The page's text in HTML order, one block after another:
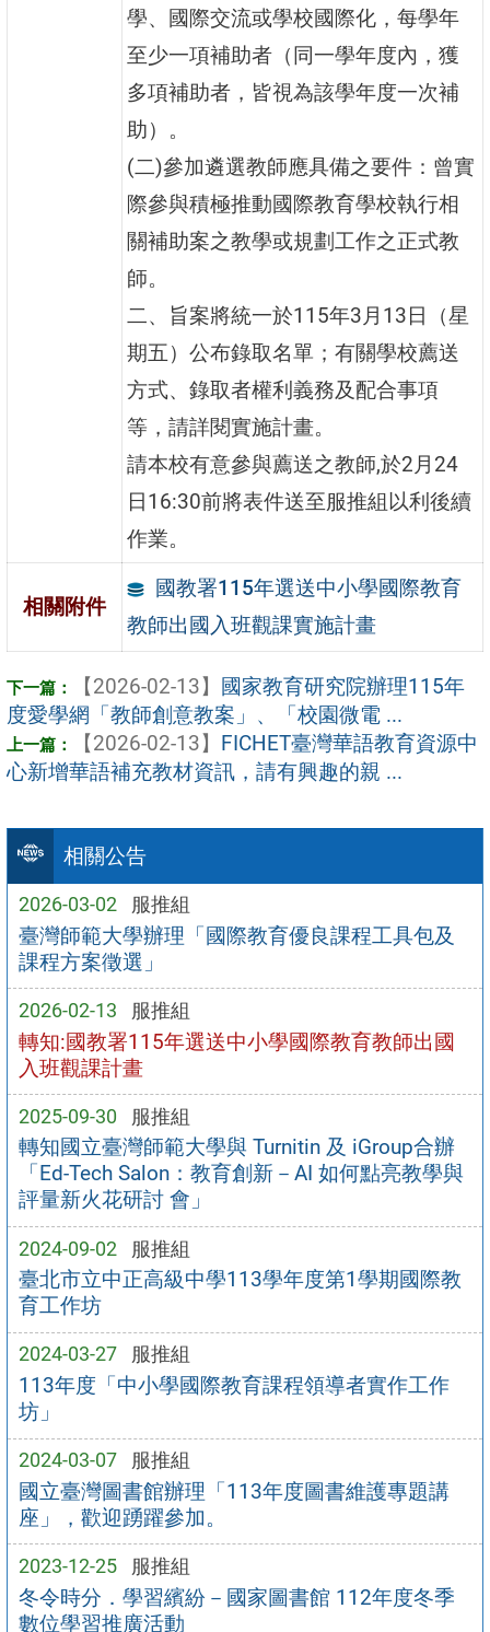
相關公告
2026-03-02 服推組
臺灣師範大學辦理「國際教育優良課程工具包及
課程方案徵選」
2026-02-13 服推組
轉知:國教署115年選送中小學國際教育教師出國
入班觀課計畫
2025-09-30 服推組
轉知國立臺灣師範大學與 Turnitin 及 iGroup合辦
「Ed-Tech Salon：教育創新－AI 如何點亮教學與
評量新火花研討 會」
2024-09-02 服推組
臺北市立中正高級中學113學年度第1學期國際教
育工作坊
2024-03-27 服推組
113年度「中小學國際教育課程領導者實作工作
坊」
2024-03-07 服推組
國立臺灣圖書館辦理「113年度圖書維護專題講
座」，歡迎踴躍參加。
2023-12-25 服推組
冬令時分．學習繽紛－國家圖書館 112年度冬季
數位學習推廣活動
學、國際交流或學校國際化，每學年
至少一項補助者（同一學年度內，獲
多項補助者，皆視為該學年度一次補
助）。
(二)參加遴選教師應具備之要件：曾實
際參與積極推動國際教育學校執行相
關補助案之教學或規劃工作之正式教
師。
二、旨案將統一於115年3月13日（星
期五）公布錄取名單；有關學校薦送
方式、錄取者權利義務及配合事項
等，請詳閱實施計畫。
請本校有意參與薦送之教師,於2月24
日16:30前將表件送至服推組以利後續
作業。
相關附件
國教署115年選送中小學國際教育
教師出國入班觀課實施計畫
【2026-02-13】 國家教育研究院辦理115年
度愛學網「教師創意教案」、「校園微電 ...
【2026-02-13】 FICHET臺灣華語教育資源中
心新增華語補充教材資訊，請有興趣的親 ...